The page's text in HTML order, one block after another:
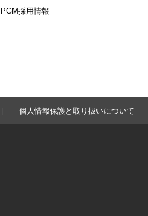
PGM採用情報
個人情報保護と取り扱いについて